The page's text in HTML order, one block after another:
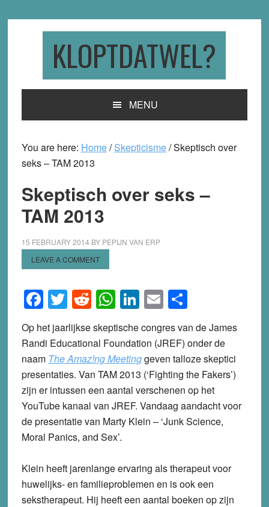
KLOPTDATWEL?
MENU
You are here: Home/ Skepticisme/Skeptisch over
seks – TAM 2013
Skeptisch over seks –
TAM 2013
15 FEBRUARY 2014 BY PEPIJN VAN ERP
LEAVE A COMMENT
Facebook
Twitter
Reddit
WhatsApp
LinkedIn
EmailShare
Op het jaarlijkse skeptische congres van de James
Randi Educational Foundation (JREF) onder de
naam The Amaz!ng Meetinggeven talloze skeptici
presentaties. Van TAM 2013 (‘Fighting the Fakers’)
zijn er intussen een aantal verschenen op het
YouTube kanaal van JREF. Vandaag aandacht voor
de presentatie van Marty Klein – ‘Junk Science,
Moral Panics, and Sex’.
Klein heeft jarenlange ervaring als therapeut voor
huwelijks- en familieproblemen en is ook een
sekstherapeut. Hij heeft een aantal boeken op zijn